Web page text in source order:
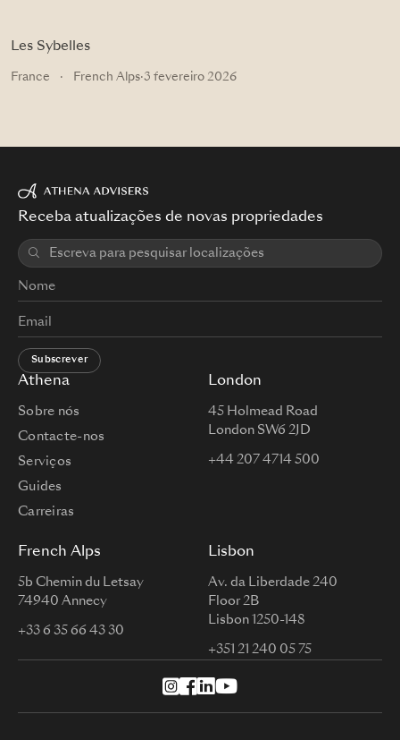
Les Sybelles
France · French Alps·3 fevereiro 2026
Athena
Sobre nós
Contacte-nos
Serviços
Guides
Carreiras
London
45 Holmead Road
London SW6 2JD
+44 207 4714 500
French Alps
5b Chemin du Letsay
74940 Annecy
+33 6 35 66 43 30
Lisbon
Av. da Liberdade 240
Floor 2B
Lisbon 1250-148
+351 21 240 05 75
Receba atualizações de novas propriedades
Subscrever